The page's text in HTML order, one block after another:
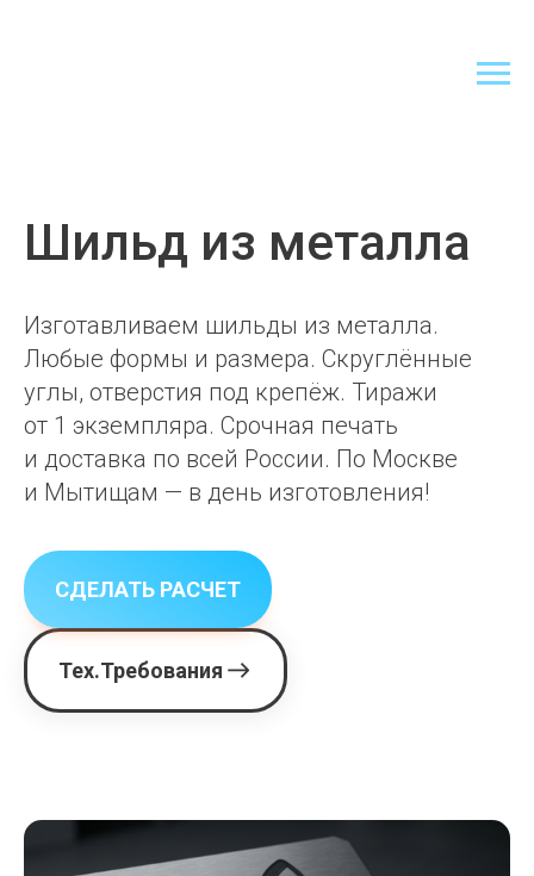
Шильд из металла
Изготавливаем шильды из металла.
Любые формы и размера. Скруглённые
углы, отверстия под крепёж. Тиражи
от 1 экземпляра. Срочная печать
и доставка по всей России. По Москве
и Мытищам — в день изготовления!
СДЕЛАТЬ РАСЧЕТ
Тех.Требования